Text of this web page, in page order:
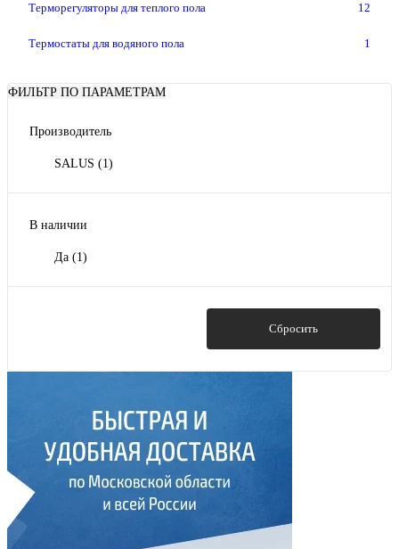
Терморегуляторы для теплого пола 12
Термостаты для водяного пола 1
ФИЛЬТР ПО ПАРАМЕТРАМ
Производитель
SALUS (1)
В наличии
Да (1)
Сбросить